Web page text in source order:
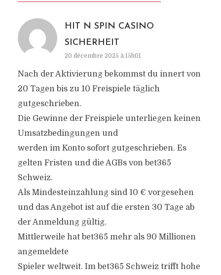
HIT N SPIN CASINO
SICHERHEIT
20 décembre 2025 à 15h01
Nach der Aktivierung bekommst du innert von
20 Tagen bis zu 10 Freispiele täglich
gutgeschrieben.
Die Gewinne der Freispiele unterliegen keinen
Umsatzbedingungen und
werden im Konto sofort gutgeschrieben. Es
gelten Fristen und die AGBs von bet365
Schweiz.
Als Mindesteinzahlung sind 10 € vorgesehen
und das Angebot ist auf die ersten 30 Tage ab
der Anmeldung gültig.
Mittlerweile hat bet365 mehr als 90 Millionen
angemeldete
Spieler weltweit. Im bet365 Schweiz trifft hohe